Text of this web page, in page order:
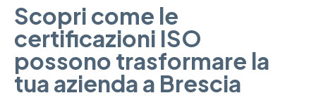
Scopri come le
certificazioni ISO
possono trasformare la
tua azienda a Brescia